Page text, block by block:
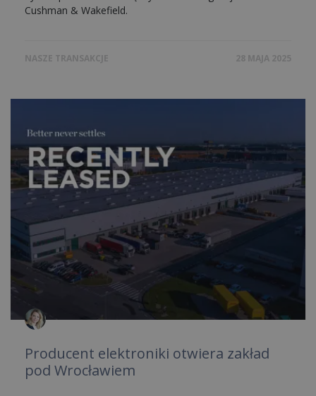
Cushman & Wakefield.
NASZE TRANSAKCJE 28 MAJA 2025
Producent elektroniki otwiera zakład
pod Wrocławiem